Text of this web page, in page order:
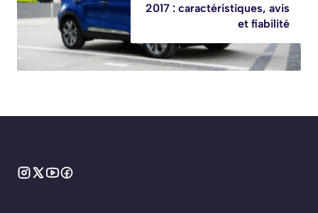
2017 : caractéristiques, avis
et fiabilité